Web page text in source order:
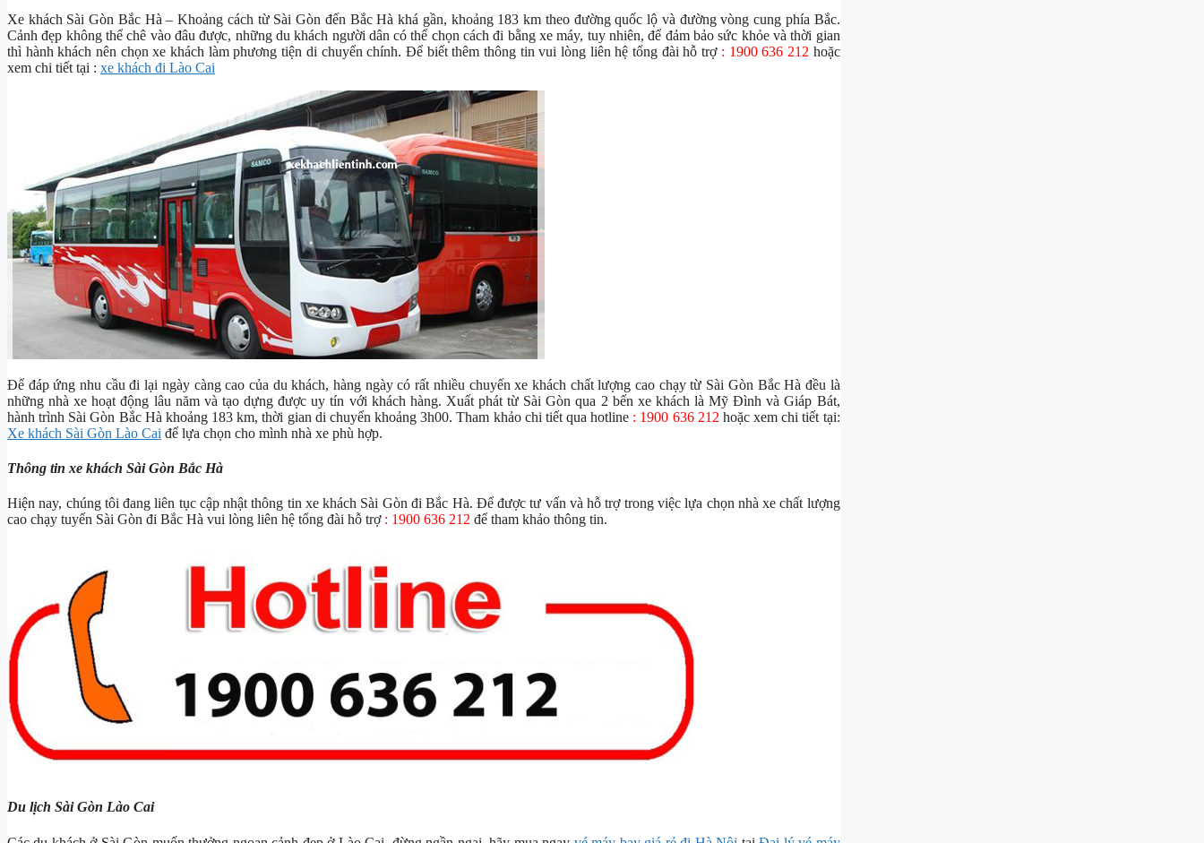
Xe khách Sài Gòn Bắc Hà – Khoảng cách từ Sài Gòn đến Bắc Hà khá gần, khoảng 183 km theo đường quốc lộ và đường vòng cung phía Bắc.
Cảnh đẹp không thể chê vào đâu được, những du khách người dân có thể chọn cách đi bằng xe máy, tuy nhiên, để đảm bảo sức khỏe và thời gian
thì hành khách nên chọn xe khách làm phương tiện di chuyển chính. Để biết thêm thông tin vui lòng liên hệ tổng đài hỗ trợ : 1900 636 212 hoặc
xem chi tiết tại : xe khách đi Lào Cai
Để đáp ứng nhu cầu đi lại ngày càng cao của du khách, hàng ngày có rất nhiều chuyến xe khách chất lượng cao chạy từ Sài Gòn Bắc Hà đều là
những nhà xe hoạt động lâu năm và tạo dựng được uy tín với khách hàng. Xuất phát từ Sài Gòn qua 2 bến xe khách là Mỹ Đình và Giáp Bát,
hành trình Sài Gòn Bắc Hà khoảng 183 km, thời gian di chuyển khoảng 3h00. Tham khảo chi tiết qua hotline : 1900 636 212 hoặc xem chi tiết tại:
Xe khách Sài Gòn Lào Cai để lựa chọn cho mình nhà xe phù hợp.
Thông tin xe khách Sài Gòn Bắc Hà
Hiện nay, chúng tôi đang liên tục cập nhật thông tin xe khách Sài Gòn đi Bắc Hà. Để được tư vấn và hỗ trợ trong việc lựa chọn nhà xe chất lượng
cao chạy tuyến Sài Gòn đi Bắc Hà vui lòng liên hệ tổng đài hỗ trợ : 1900 636 212 để tham khảo thông tin.
Du lịch Sài Gòn Lào Cai